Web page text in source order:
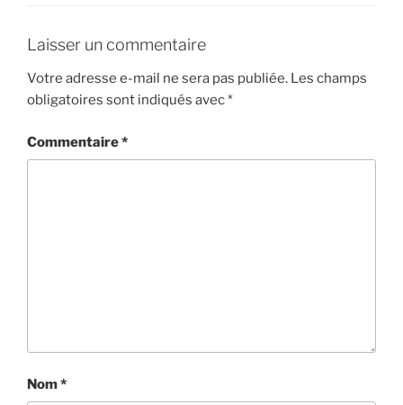
Laisser un commentaire
Votre adresse e-mail ne sera pas publiée. Les champs
obligatoires sont indiqués avec*
Commentaire*
Nom*